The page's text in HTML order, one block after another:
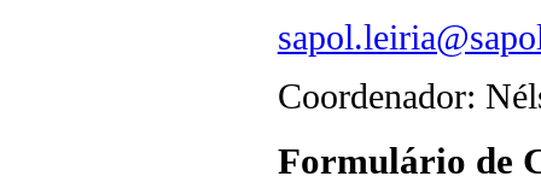
Coordenador:
Formulário de